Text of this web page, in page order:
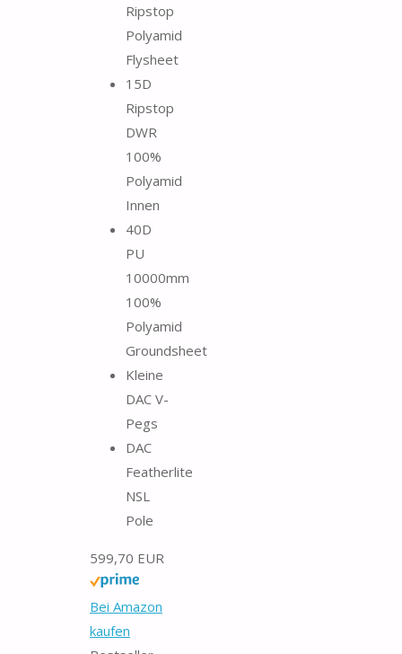
Ripstop
Polyamid
Flysheet
15D
Ripstop
DWR
100%
Polyamid
Innen
40D
PU
10000mm
100%
Polyamid
Groundsheet
Kleine
DAC V-
Pegs
DAC
Featherlite
NSL
Pole
599,70 EUR
Bei Amazon
kaufen